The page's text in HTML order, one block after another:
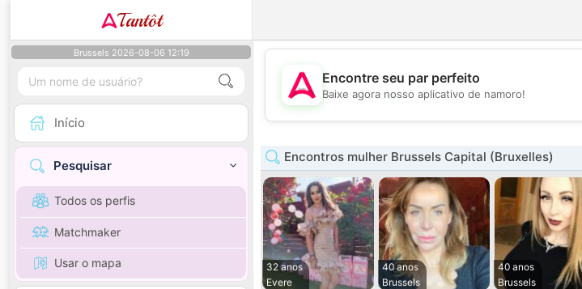
Tantôt
Brussels 2026-08-06 12:19
Início
Pesquisar
Todos os perfis
Matchmaker
Usar o mapa
💖
Encontre seu par perfeito
Baixe agora nosso aplicativo de namoro!
Encontros mulher Brussels Capital (Bruxelles)
32 anos
Evere
40 anos
Brussels
40 anos
Brussels